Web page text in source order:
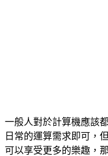
一般人對於計算機應該
日常的運算需求即可，
可以享受更多的樂趣，